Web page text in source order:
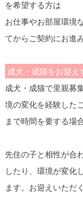
を希望する方は
お仕事やお部屋環境
てからご契約にお進
成犬・成猫をお迎
成犬・成猫で里親募
境の変化を経験した
まで時間を要する場
先住の子と相性が合
したり、環境が変化
ます。お迎えいただ